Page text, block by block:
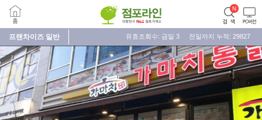
프랜차이즈 일반 유효조회수: 금일 3 전일까지 누적: 29827